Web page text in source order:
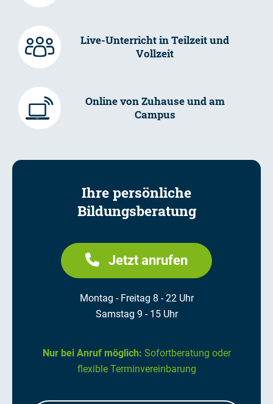
Live-Unterricht in Teilzeit und
Vollzeit
Online von Zuhause und am
Campus
Ihre persönliche
Bildungsberatung
Jetzt anrufen
Montag - Freitag 8 - 22 Uhr
Samstag 9 - 15 Uhr
Nur bei Anruf möglich: Sofortberatung oder
flexible Terminvereinbarung